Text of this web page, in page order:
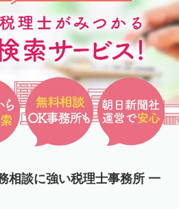
相談に強い税理士事務所 一